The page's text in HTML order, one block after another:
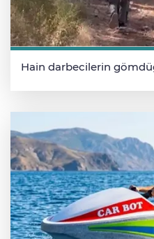
Hain darbecilerin